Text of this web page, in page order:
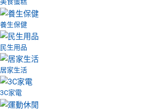
美食蛋糕
養生保健
民生用品
居家生活
3C家電